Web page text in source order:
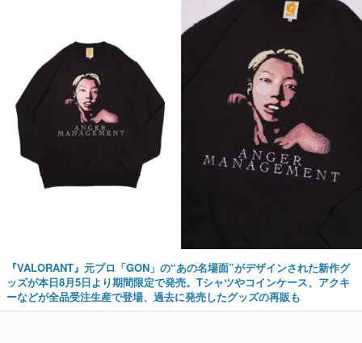
『VALORANT』元プロ「GON」の“あの名場面”がデザインされた新作グ
ッズが本日8月5日より期間限定で発売。Tシャツやコインケース、アクキ
ーなどが全品受注生産で登場、過去に発売したグッズの再販も